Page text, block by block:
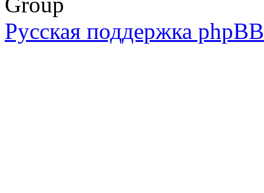
Русская поддержка phpBB